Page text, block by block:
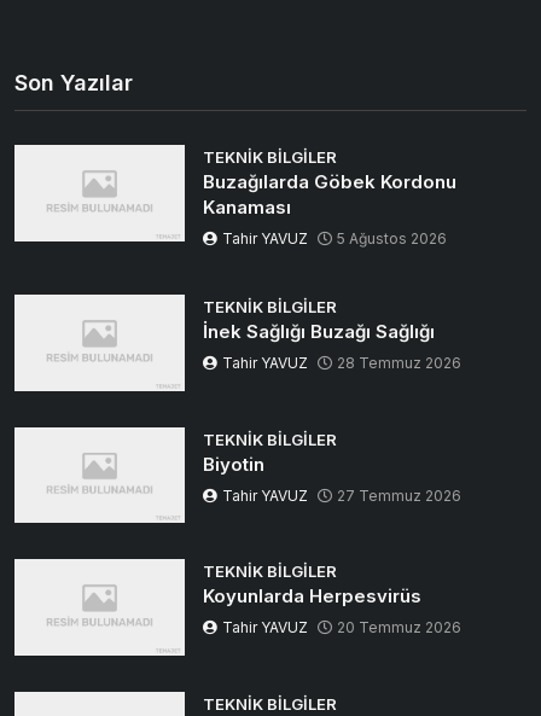
Son Yazılar
TEKNIK BILGILER
Buzağılarda Göbek Kordonu
Kanaması
Tahir YAVUZ 5 Ağustos 2026
TEKNIK BILGILER
İnek Sağlığı Buzağı Sağlığı
Tahir YAVUZ 28 Temmuz 2026
TEKNIK BILGILER
Biyotin
Tahir YAVUZ 27 Temmuz 2026
TEKNIK BILGILER
Koyunlarda Herpesvirüs
Tahir YAVUZ 20 Temmuz 2026
TEKNIK BILGILER